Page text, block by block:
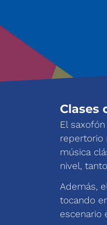
Clases
El
repertorio
música
nivel,
Además,
tocando
escenario